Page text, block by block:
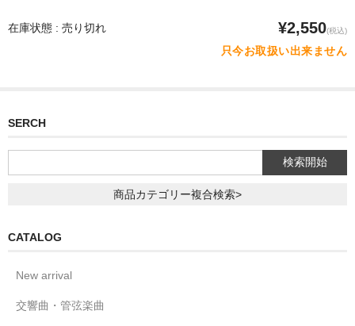
NEWS
在庫状態 : 売り切れ ¥2,550(税込)
只今お取扱い出来ません
SERCH
商品カテゴリー複合検索>
CATALOG
New arrival
交響曲・管弦楽曲